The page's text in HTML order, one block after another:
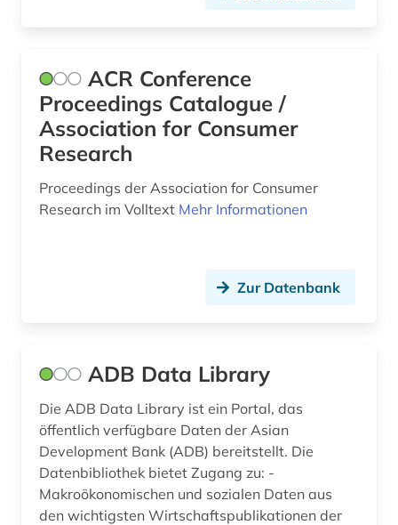
branchenprofil (1)
brandenburg (1)
braunkohle (1)
briefkastengesellschaft (1)
börse (1)
bürokratie (1)
chemie (12)
chile (1)
china (1)
ACR Conference
Proceedings Catalogue /
Association for Consumer
Research
Proceedings der Association for Consumer
Research im Volltext Mehr Informationen
Zur Datenbank
ADB Data Library
Die ADB Data Library ist ein Portal, das
öffentlich verfügbare Daten der Asian
Development Bank (ADB) bereitstellt. Die
Datenbibliothek bietet Zugang zu: -
Makroökonomischen und sozialen Daten aus
den wichtigsten Wirtschaftspublikationen der